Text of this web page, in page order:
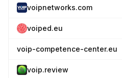
voipnetworks.com
voiped.eu
voip-competence-center.eu
voip.review